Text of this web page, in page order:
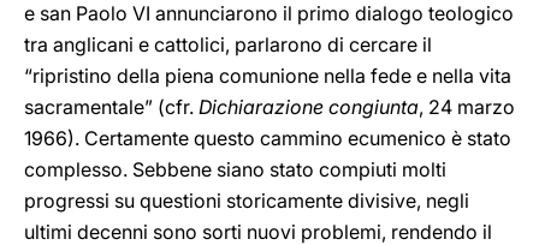
e san Paolo VI annunciarono il primo dialogo teologico
tra anglicani e cattolici, parlarono di cercare il
“ripristino della piena comunione nella fede e nella vita
sacramentale” (cfr. Dichiarazione congiunta, 24 marzo
1966). Certamente questo cammino ecumenico è stato
complesso. Sebbene siano stato compiuti molti
progressi su questioni storicamente divisive, negli
ultimi decenni sono sorti nuovi problemi, rendendo il